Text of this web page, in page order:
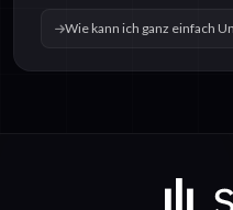
Wie kann ich ganz einfach